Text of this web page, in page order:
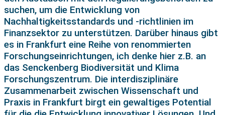
suchen, um die Entwicklung von
Nachhaltigkeitsstandards und -richtlinien im
Finanzsektor zu unterstützen. Darüber hinaus gibt
es in Frankfurt eine Reihe von renommierten
Forschungseinrichtungen, ich denke hier z.B. an
das Senckenberg Biodiversität und Klima
Forschungszentrum. Die interdisziplinäre
Zusammenarbeit zwischen Wissenschaft und
Praxis in Frankfurt birgt ein gewaltiges Potential